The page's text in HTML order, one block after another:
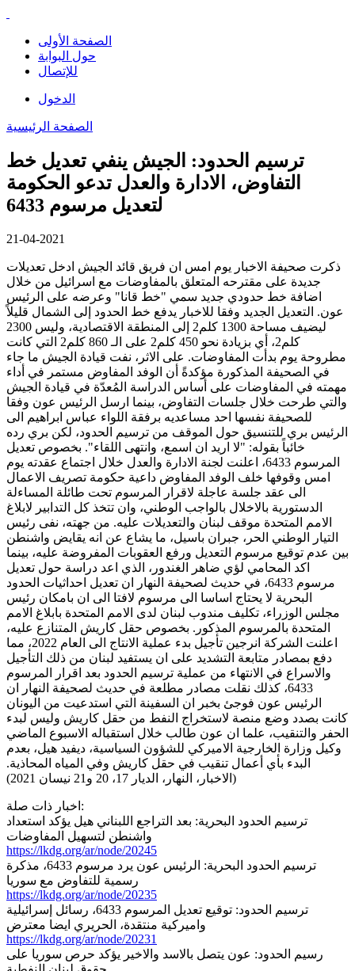
الصفحة الأولى
حول البوابة
للإتصال
الدخول
الصفحة الرئيسية
ترسيم الحدود: الجيش ينفي تعديل خط
التفاوض، الادارة والعدل تدعو الحكومة
لتعديل مرسوم 6433
21-04-2021
ذكرت صحيفة الاخبار يوم امس ان فريق قائد الجيش ادخل تعديلات
جديدة على مقترحه المتعلق بالمفاوضات مع اسرائيل من خلال
اضافة خط حدودي جديد سمي "خط قانا" وعرضه على الرئيس
عون. التعديل الجديد وفقا للاخبار يدفع خط الحدود إلى الشمال قليلاً
ليضيف مساحة 1300 كلم2 إلى المنطقة الاقتصادية، وليس 2300
كلم2، أي بزيادة نحو 450 كلم2 على الـ 860 كلم2 التي كانت
مطروحة يوم بدأت المفاوضات. على الاثر، نفت قيادة الجيش ما جاء
في الصحيفة المذكورة مؤكدةً أن الوفد المفاوض مستمر في أداء
مهمته في المفاوضات على أساس الدراسة المُعدّة في قيادة الجيش
والتي طرحت خلال جلسات التفاوض، بينما ارسل الرئيس عون وفقا
للصحيفة نفسها احد مساعديه برفقة اللواء عباس ابراهيم الى
الرئيس بري للتنسيق حول الموقف من ترسيم الحدود، لكن بري رده
خائباً بقوله: "لا اريد ان اسمع، وانتهى اللقاء". بخصوص تعديل
المرسوم 6433، اعلنت لجنة الادارة والعدل خلال اجتماع عقدته يوم
امس وقوفها خلف الوفد المفاوض داعية حكومة تصريف الاعمال
الى عقد جلسة عاجلة لاقرار المرسوم تحت طائلة المساءلة
الدستورية بالاخلال بالواجب الوطني، وان تتخذ كل التدابير لابلاغ
الامم المتحدة موقف لبنان والتعديلات عليه. من جهته، نفى رئيس
التيار الوطني الحر، جبران باسيل، ما يشاع عن انه يقايض واشنطن
بين عدم توقيع مرسوم التعديل ورفع العقوبات المفروضة عليه، بينما
اكد المحامي لؤي ضاهر الغندور، الذي اعد دراسة حول تعديل
مرسوم 6433، في حديث لصحيفة النهار ان تعديل احداثيات الحدود
البحرية لا يحتاج اساسا الى مرسوم لافتا الى ان بامكان رئيس
مجلس الوزراء، تكليف مندوب لبنان لدى الامم المتحدة بابلاغ الامم
المتحدة بالمرسوم المذكور. بخصوص حقل كاريش المتنازع عليه،
اعلنت الشركة انرجين تأجيل بدء عملية الانتاج الى العام 2022، مما
دفع بمصادر متابعة التشديد على ان يستفيد لبنان من ذلك التأجيل
والاسراع في الانتهاء من عملية ترسيم الحدود بعد اقرار المرسوم
6433، كذلك نقلت مصادر مطلعة في حديث لصحيفة النهار ان
الرئيس عون فوجئ بخبر ان السفينة التي استدعيت من اليونان
كانت بصدد وضع منصة لاستخراج النفط من حقل كاريش وليس لبدء
الحفر والتنقيب، علما ان عون طالب خلال استقباله الاسبوع الماضي
وكيل وزارة الخارجية الاميركي للشؤون السياسية، ديفيد هيل، بعدم
البدء بأي أعمال تنقيب في حقل كاريش وفي المياه المحاذية.
(الاخبار، النهار، الديار 17، 20 و21 نيسان 2021)
اخبار ذات صلة:
ترسيم الحدود البحرية: بعد التراجع اللبناني هيل يؤكد استعداد
واشنطن لتسهيل المفاوضات
https://lkdg.org/ar/node/20245
ترسيم الحدود البحرية: الرئيس عون يرد مرسوم 6433، مذكرة
رسمية للتفاوض مع سوريا
https://lkdg.org/ar/node/20235
ترسيم الحدود: توقيع تعديل المرسوم 6433، رسائل إسرائيلية
واميركية منتقدة، الحريري ايضا معترض
https://lkdg.org/ar/node/20231
رسيم الحدود: عون يتصل بالاسد والاخير يؤكد حرص سوريا على